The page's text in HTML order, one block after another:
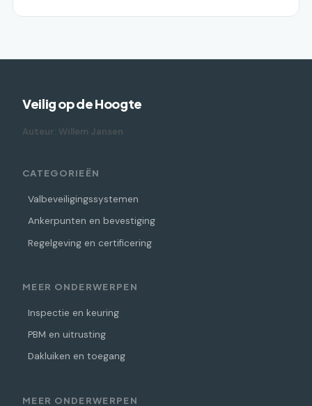
Veilig op de Hoogte
Auteur: Willem Jansen
CATEGORIEËN
Valbeveiligingssystemen
Ankerpunten en bevestiging
Regelgeving en certificering
MEER ONDERWERPEN
Inspectie en keuring
PBM en uitrusting
Dakluiken en toegang
MEER ONDERWERPEN